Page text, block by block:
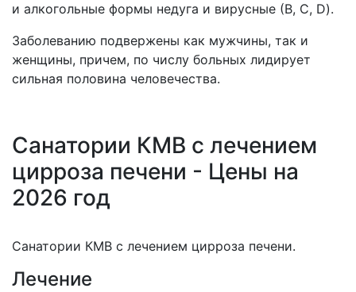
и алкогольные формы недуга и вирусные (В, С, D).
Заболеванию подвержены как мужчины, так и
женщины, причем, по числу больных лидирует
сильная половина человечества.
Санатории КМВ с лечением
цирроза печени - Цены на
2026 год
Санатории КМВ с лечением цирроза печени.
Лечение